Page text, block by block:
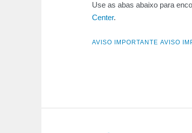
Use as abas abaixo para
Center.
AVISO IMPORTANTE AVISO